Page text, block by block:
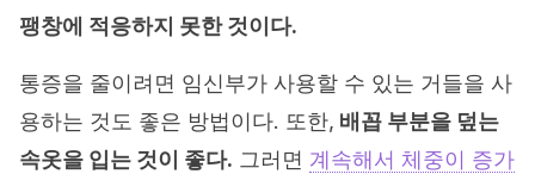
팽창에 적응하지 못한 것이다.
통증을 줄이려면 임신부가 사용할 수 있는 거들을 사
용하는 것도 좋은 방법이다. 또한, 배꼽 부분을 덮는
속옷을 입는 것이 좋다. 그러면 계속해서 체중이 증가